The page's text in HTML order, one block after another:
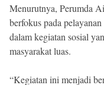
Menurutnya, Perumda
berfokus pada
dalam kegiatan sosial
masyarakat luas.
“Kegiatan ini menjadi